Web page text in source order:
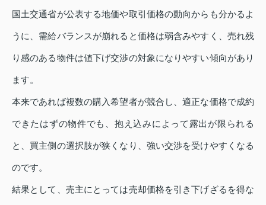
国土交通省が公表する地価や取引価格の動向からも分かるよ
うに、需給バランスが崩れると価格は弱含みやすく、売れ残
り感のある物件は値下げ交渉の対象になりやすい傾向があり
ます。
本来であれば複数の購入希望者が競合し、適正な価格で成約
できたはずの物件でも、抱え込みによって露出が限られる
と、買主側の選択肢が狭くなり、強い交渉を受けやすくなる
のです。
結果として、売主にとっては売却価格を引き下げざるを得な